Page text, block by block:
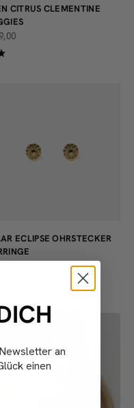
CITRUS CLEMENTINE
ECLIPSE OHRSTECKER
an
einen